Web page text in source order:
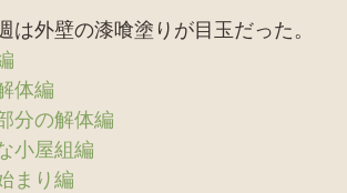
EV 同士
取材
は外壁の漆喰塗りが目玉だった。
体編
分の解体編
小屋組編
まり編